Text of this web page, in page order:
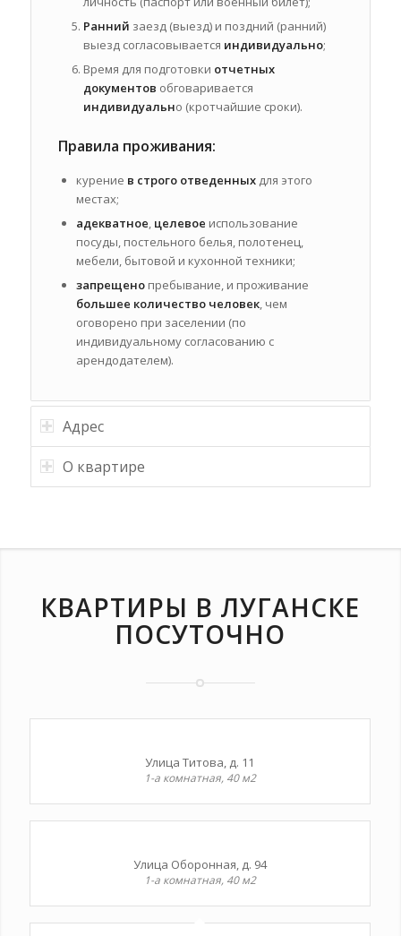
Ранний заезд (выезд) и поздний (ранний)
выезд согласовывается индивидуально;
Время для подготовки отчетных
документов обговаривается
индивидуально (кротчайшие сроки).
Правила проживания:
курение в строго отведенныхдля этого
местах;
адекватное, целевое использование
посуды, постельного белья, полотенец,
мебели, бытовой и кухонной техники;
запрещенопребывание, и проживание
большее количество человек, чем
оговорено при заселении (по
индивидуальному согласованию с
арендодателем).
Адрес
О квартире
КВАРТИРЫ В ЛУГАНСКЕ
ПОСУТОЧНО
Улица Титова, д. 11
1-а комнатная, 40 м2
Улица Оборонная, д. 94
1-а комнатная, 40 м2